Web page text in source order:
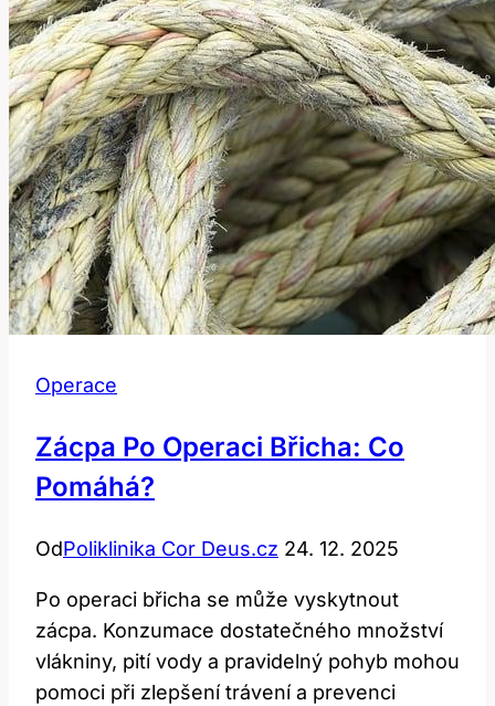
tunelu
Operace
Zácpa Po Operaci Břicha: Co
Pomáhá?
OdPoliklinika Cor Deus.cz 24. 12. 2025
Po operaci břicha se může vyskytnout
zácpa. Konzumace dostatečného množství
vlákniny, pití vody a pravidelný pohyb mohou
pomoci při zlepšení trávení a prevenci